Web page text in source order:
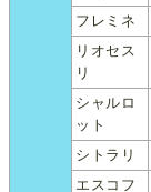
フレミネ
リオセス
リ
シャルロ
ット
シトラリ
エスコフ